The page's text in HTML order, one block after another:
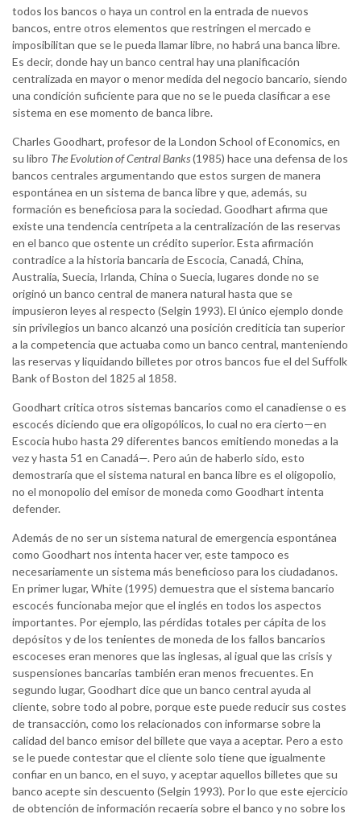
todos los bancos o haya un control en la entrada de nuevos
bancos, entre otros elementos que restringen el mercado e
imposibilitan que se le pueda llamar libre, no habrá una banca libre.
Es decir, donde hay un banco central hay una planificación
centralizada en mayor o menor medida del negocio bancario, siendo
una condición suficiente para que no se le pueda clasificar a ese
sistema en ese momento de banca libre.
Charles Goodhart, profesor de la London School of Economics, en
su libro The Evolution of Central Banks(1985) hace una defensa de los
bancos centrales argumentando que estos surgen de manera
espontánea en un sistema de banca libre y que, además, su
formación es beneficiosa para la sociedad. Goodhart afirma que
existe una tendencia centrípeta a la centralización de las reservas
en el banco que ostente un crédito superior. Esta afirmación
contradice a la historia bancaria de Escocia, Canadá, China,
Australia, Suecia, Irlanda, China o Suecia, lugares donde no se
originó un banco central de manera natural hasta que se
impusieron leyes al respecto (Selgin 1993). El único ejemplo donde
sin privilegios un banco alcanzó una posición crediticia tan superior
a la competencia que actuaba como un banco central, manteniendo
las reservas y liquidando billetes por otros bancos fue el del Suffolk
Bank of Boston del 1825 al 1858.
Goodhart critica otros sistemas bancarios como el canadiense o es
escocés diciendo que era oligopólicos, lo cual no era cierto—en
Escocia hubo hasta 29 diferentes bancos emitiendo monedas a la
vez y hasta 51 en Canadá—. Pero aún de haberlo sido, esto
demostraría que el sistema natural en banca libre es el oligopolio,
no el monopolio del emisor de moneda como Goodhart intenta
defender.
Además de no ser un sistema natural de emergencia espontánea
como Goodhart nos intenta hacer ver, este tampoco es
necesariamente un sistema más beneficioso para los ciudadanos.
En primer lugar, White (1995) demuestra que el sistema bancario
escocés funcionaba mejor que el inglés en todos los aspectos
importantes. Por ejemplo, las pérdidas totales per cápita de los
depósitos y de los tenientes de moneda de los fallos bancarios
escoceses eran menores que las inglesas, al igual que las crisis y
suspensiones bancarias también eran menos frecuentes. En
segundo lugar, Goodhart dice que un banco central ayuda al
cliente, sobre todo al pobre, porque este puede reducir sus costes
de transacción, como los relacionados con informarse sobre la
calidad del banco emisor del billete que vaya a aceptar. Pero a esto
se le puede contestar que el cliente solo tiene que igualmente
confiar en un banco, en el suyo, y aceptar aquellos billetes que su
banco acepte sin descuento (Selgin 1993). Por lo que este ejercicio
de obtención de información recaería sobre el banco y no sobre los